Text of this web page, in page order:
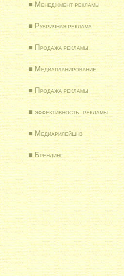
■ Менеджмент рекламы
■ Рубричнаяреклама
■ Продажарекламы
■ Медиапланирование
■ Продажарекламы
■ эффективность рекламы
■ Медиарилейшнз
■ Брендинг